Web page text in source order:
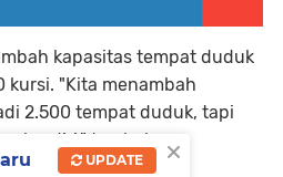
kapasitas tempat duduk
kursi. "Kita menambah
2.500 tempat duduk, tapi
berdiri," tambahnya.
×
UPDATE